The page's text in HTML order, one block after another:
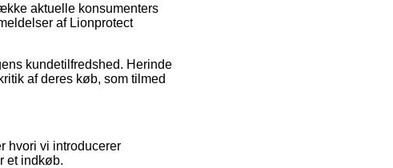
aktuelle konsumenters
af Lionprotect
kundetilfredshed. Herinde
af deres køb, som tilmed
hvori vi introducerer
et indkøb.